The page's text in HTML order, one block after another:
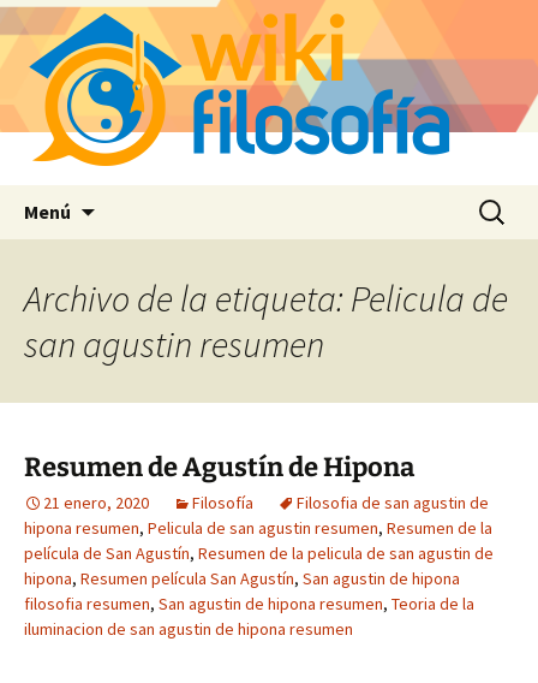
Menú Buscar:
Archivo de la etiqueta: Pelicula de
san agustin resumen
Resumen de Agustín de Hipona
21 enero, 2020 Filosofía
Filosofia de san agustin de
hipona resumen, Pelicula de san agustin resumen, Resumen de la
película de San Agustín, Resumen de la pelicula de san agustin de
hipona, Resumen película San Agustín, San agustin de hipona
filosofia resumen, San agustin de hipona resumen, Teoria de la
iluminacion de san agustin de hipona resumen